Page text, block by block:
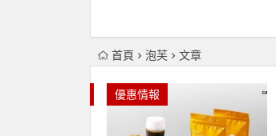
首頁 泡芙 文章
優惠情報